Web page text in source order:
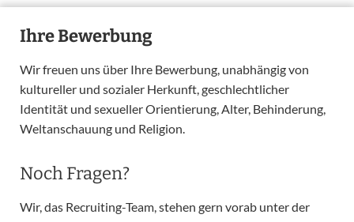
Ihre Bewerbung
Wir freuen uns über Ihre Bewerbung, unabhängig von
kultureller und sozialer Herkunft, geschlechtlicher
Identität und sexueller Orientierung, Alter, Behinderung,
Weltanschauung und Religion.
Noch Fragen?
Wir, das Recruiting-Team, stehen gern vorab unter der